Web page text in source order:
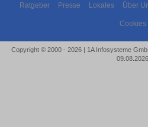
Ratgeber Presse Lokales Über
Cookies
Copyright © 2000 - 2026 | 1A Infosysteme
09.08.2026